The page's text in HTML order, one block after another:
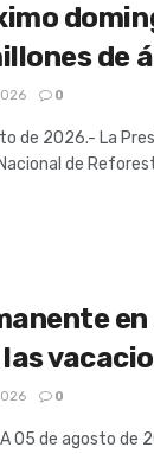
de
0
de 2026.- La
de
0
A 05 de agosto